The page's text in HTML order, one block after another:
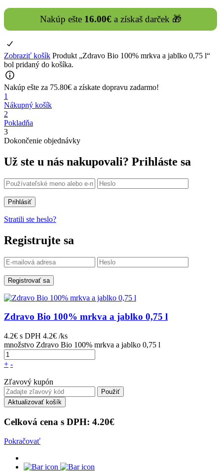
Nakúp ešte 16.00€a získaš darček 🎁
Zobraziť košík Produkt „Zdravo Bio 100% mrkva a jablko 0,75 l“
bol pridaný do košíka.
Nakúp ešte za 75.80€ a získate dopravu zadarmo!
1
Nákupný košík
2
Pokladňa
3
Dokončenie objednávky
Už ste u nás nakupovali? Prihláste sa
Prihlásiť
Stratili ste heslo?
Registrujte sa
Registrovať sa
Zdravo Bio 100% mrkva a jablko 0,75 l
4.2€ s DPH 4.2€ /ks
množstvo Zdravo Bio 100% mrkva a jablko 0,75 l
+ -
Zľavový kupón
Použiť
Aktualizovať košík
Celková cena s DPH: 4.20€
Pokračovať